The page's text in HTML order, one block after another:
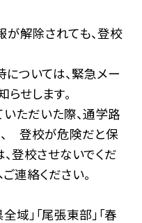
解除されても、登校
ついては、緊急メー
せします。
ただいた際、通学路
登校が危険だと保
登校させないでくだ
連絡ください。
」「尾張東部」「春